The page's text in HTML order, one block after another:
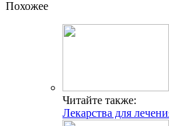
Похожее
Читайте также:
Лекарства для